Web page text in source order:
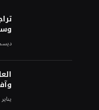
ديسمبر
يناير 1, 2026